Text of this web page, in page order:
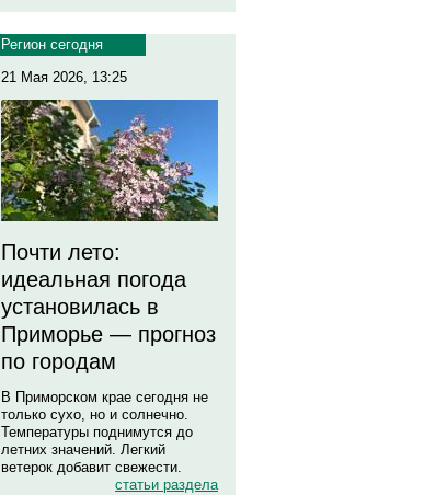
Регион сегодня
21 Мая 2026, 13:25
Почти лето:
идеальная погода
установилась в
Приморье — прогноз
по городам
В Приморском крае сегодня не
только сухо, но и солнечно.
Температуры поднимутся до
летних значений. Легкий
ветерок добавит свежести.
статьи раздела